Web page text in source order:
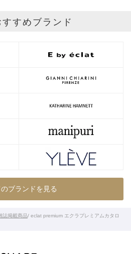
すめブランド
ブランドを見る
誌掲載商品/ eclat premium エクラプレミアムカタロ